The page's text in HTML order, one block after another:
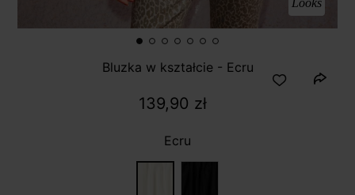
Bluzka w kształcie - Ecru
139,90 zł
Ecru